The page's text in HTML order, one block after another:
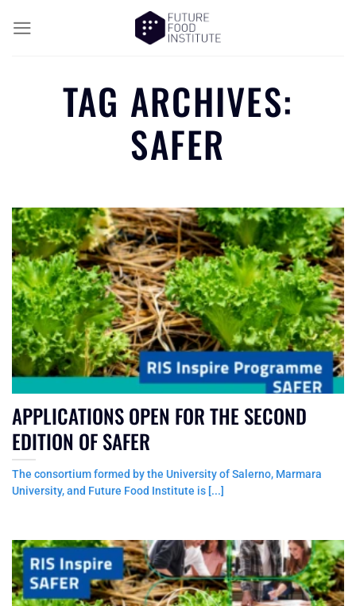
TAG ARCHIVES:
SAFER
APPLICATIONS OPEN FOR THE SECOND
EDITION OF SAFER
The consortium formed by the University of Salerno, Marmara
University, and Future Food Institute is [...]